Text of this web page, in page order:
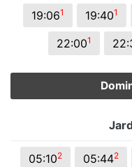
19:061 19:401
22:001
05:102 05:442